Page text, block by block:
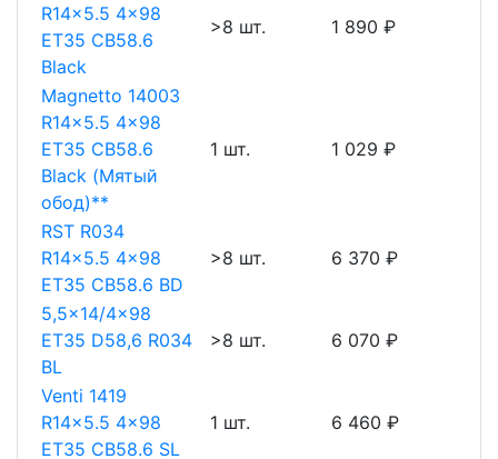
R14x5.5 4x98
ET35 CB58.6
Black
>8 шт. 1 890 ₽
Magnetto 14003
R14x5.5 4x98
ET35 CB58.6
Black (Мятый
обод)**
1 шт. 1 029 ₽
RST R034
R14x5.5 4x98
ET35 CB58.6 BD
>8 шт. 6 370 ₽
5,5x14/4x98
ET35 D58,6 R034
BL
>8 шт. 6 070 ₽
Venti 1419
R14x5.5 4x98
ET35 CB58.6 SL
1 шт. 6 460 ₽